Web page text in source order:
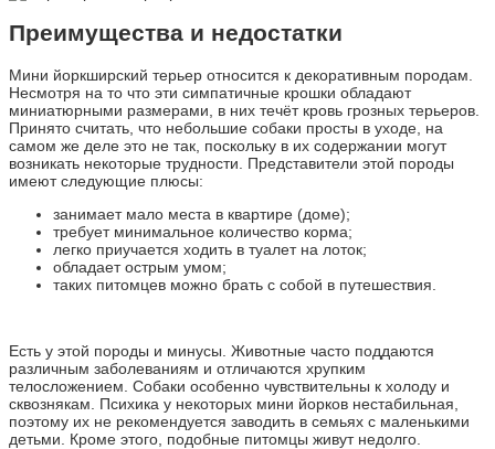
Преимущества и недостатки
Мини йоркширский терьер относится к декоративным породам.
Несмотря на то что эти симпатичные крошки обладают
миниатюрными размерами, в них течёт кровь грозных терьеров.
Принято считать, что небольшие собаки просты в уходе, на
самом же деле это не так, поскольку в их содержании могут
возникать некоторые трудности. Представители этой породы
имеют следующие плюсы:
занимает мало места в квартире (доме);
требует минимальное количество корма;
легко приучается ходить в туалет на лоток;
обладает острым умом;
таких питомцев можно брать с собой в путешествия.
Есть у этой породы и минусы. Животные часто поддаются
различным заболеваниям и отличаются хрупким
телосложением. Собаки особенно чувствительны к холоду и
сквознякам. Психика у некоторых мини йорков нестабильная,
поэтому их не рекомендуется заводить в семьях с маленькими
детьми. Кроме этого, подобные питомцы живут недолго.